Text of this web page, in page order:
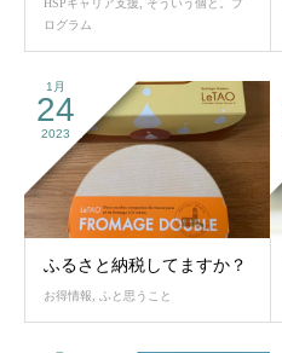
HSPキャリア支援
そういう個と。プ
ログラム
1月
24
2023
ふるさと納税してますか？
お得情報 ふと思うこと